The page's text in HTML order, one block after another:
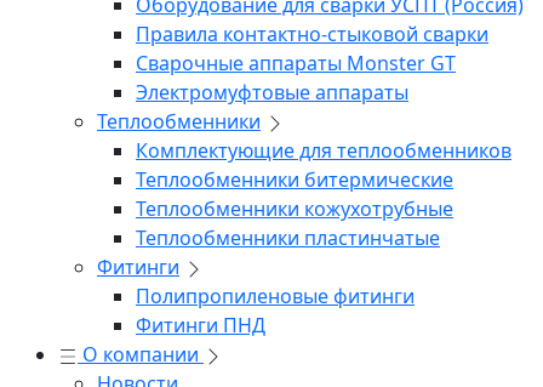
Правила контактно-стыковой сварки
Сварочные аппараты Monster GT
Электромуфтовые аппараты
Теплообменники
Комплектующие для теплообменников
Теплообменники битермические
Теплообменники кожухотрубные
Теплообменники пластинчатые
Фитинги
Полипропиленовые фитинги
Фитинги ПНД
О компании